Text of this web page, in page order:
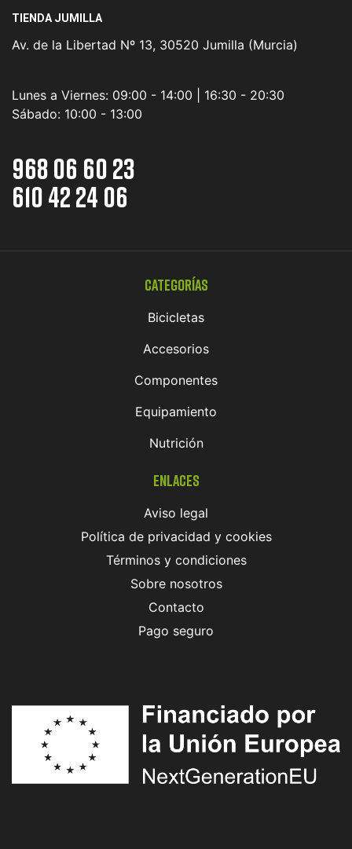
TIENDA JUMILLA
Av. de la Libertad Nº 13, 30520 Jumilla (Murcia)
Lunes a Viernes: 09:00 - 14:00 | 16:30 - 20:30
Sábado: 10:00 - 13:00
968 06 60 23
610 42 24 06
Categorías
Bicicletas
Accesorios
Componentes
Equipamiento
Nutrición
Enlaces
Aviso legal
Política de privacidad y cookies
Términos y condiciones
Sobre nosotros
Contacto
Pago seguro